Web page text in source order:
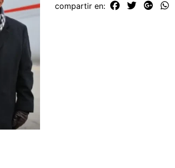
compartir en: